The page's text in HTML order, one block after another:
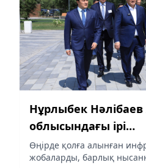
Нұрлыбек Нәлібаев
облысындағы ірі
әлеуметтік
Өңірде қолға алынған
жобаларды, барлық